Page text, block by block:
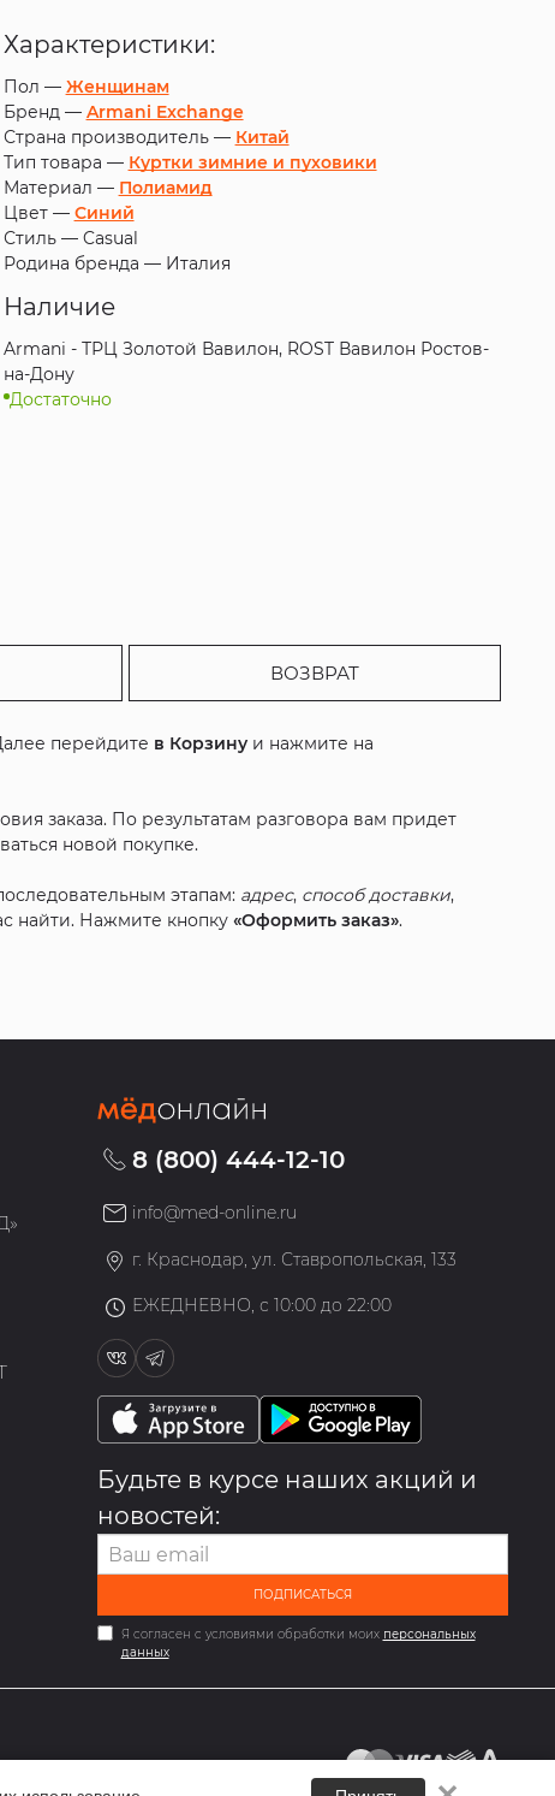
Характеристики:
Пол — Женщинам
Бренд — Armani Exchange
Страна производитель — Китай
Тип товара — Куртки зимние и пуховики
Материал — Полиамид
Цвет — Синий
Стиль — Casual
Родина бренда — Италия
Наличие
Armani - ТРЦ Золотой Вавилон, ROST Вавилон Ростов-
на-Дону
Достаточно
ВОЗВРАТ
перейдите в Корзину и нажмите на
заказа. По результатам разговора вам придет
новой покупке.
этапам: адрес, способ доставки,
найти. Нажмите кнопку«Оформить заказ».
8 (800) 444-12-10
info@med-online.ru
г. Краснодар, ул. Ставропольская, 133
ЕЖЕДНЕВНО, с 10:00 до 22:00
Будьте в курсе наших акций и
новостей:
ПОДПИСАТЬСЯ
Я согласен с условиями обработки моих персональных
данных